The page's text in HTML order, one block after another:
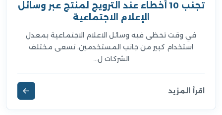
تجنب 10 أخطاء عند الترويج لمنتج عبر وسائل
الإعلام الاجتماعية
في وقت تحظى فيه وسائل الاعلام الاجتماعية بمعدل
استخدام كبير من جانب المستخدمين، تسعى مختلف
الشركات ل...
اقرأ المزيد